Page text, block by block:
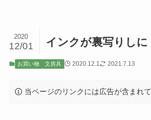
インクが裏写りしに
2020
12/01
お買い物 文房具 2020.12.1 2021.7.13
当ページのリンクには広告が含まれて